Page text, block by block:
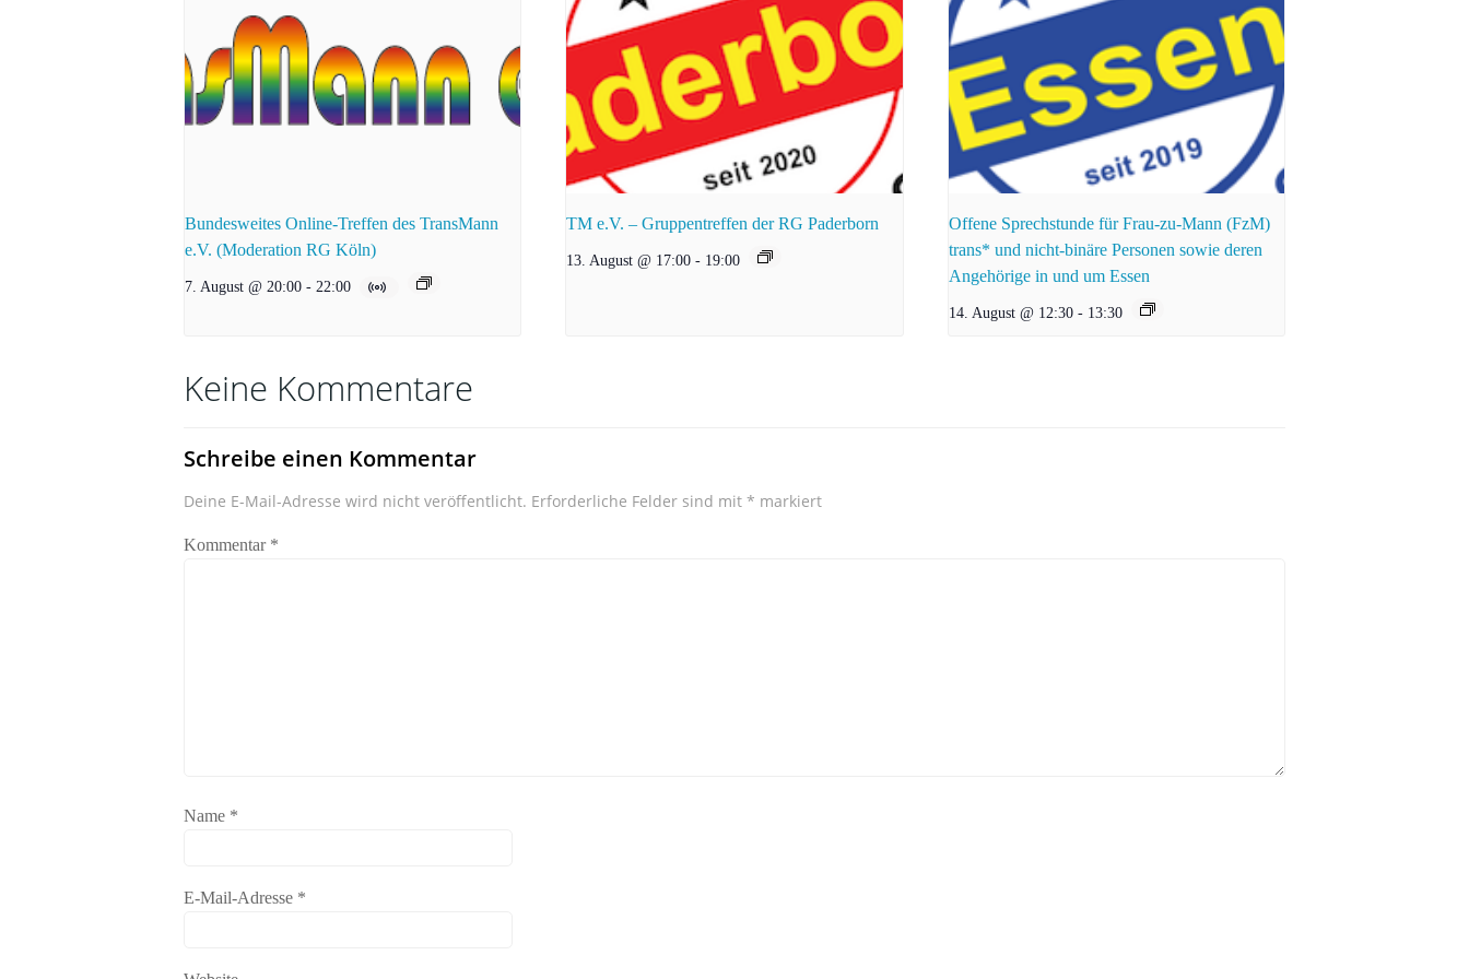
Bundesweites Online-Treffen des TransMann
e.V. (Moderation RG Köln)
7. August @ 20:00 - 22:00
TM e.V. – Gruppentreffen der RG Paderborn
13. August @ 17:00 - 19:00
Offene Sprechstunde für Frau-zu-Mann (FzM)
trans* und nicht-binäre Personen sowie deren
Angehörige in und um Essen
14. August @ 12:30 - 13:30
Keine Kommentare
Schreibe einen Kommentar
Deine E-Mail-Adresse wird nicht veröffentlicht. Erforderliche Felder sind mit * markiert
Kommentar *
Name *
E-Mail-Adresse *